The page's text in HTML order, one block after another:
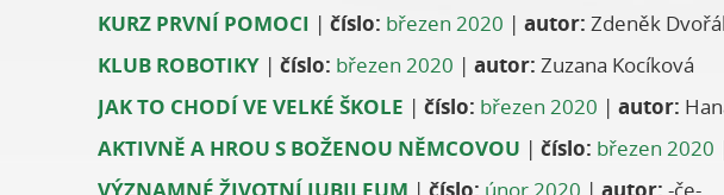
KURZ PRVNÍ POMOCI | číslo: březen 2020 | autor: Zdeněk
KLUB ROBOTIKY | číslo: březen 2020 | autor: Zuzana Kocíková
JAK TO CHODÍ VE VELKÉ ŠKOLE | číslo: březen 2020 | autor:
AKTIVNĚ A HROU S BOŽENOU NĚMCOVOU | číslo: březen 2020
VÝZNAMNÉ ŽIVOTNÍ JUBILEUM | číslo: únor 2020 | autor: -če-